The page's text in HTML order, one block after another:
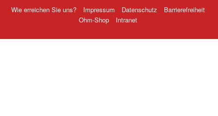
Wie erreichen Sie uns? Impressum Datenschutz
Barrierefreiheit
Ohm-Shop
Intranet